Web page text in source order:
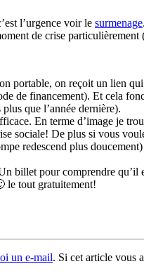
l’urgence voir le surmenage
de crise particulièrement
portable, on reçoit un lien
de financement). Et cela
que l’année dernière).
En terme d’image je
sociale! De plus si vous
redescend plus
billet pour comprendre qu’il
le tout gratuitement!
un e-mail. Si cet article vous